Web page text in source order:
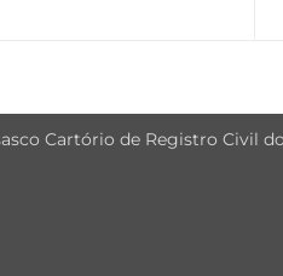
Cartório de Registro Civil do